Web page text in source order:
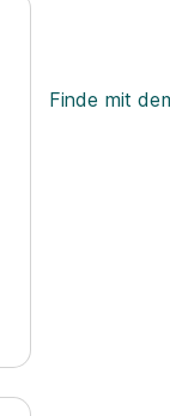
Finde mit